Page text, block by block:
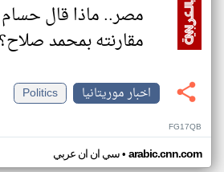
مصر.. ماذا قال
مقارنته بمحمد
اخبار موريتانيا
Politics
FG17QB
سي ان ان عربي• arabic.cnn.com